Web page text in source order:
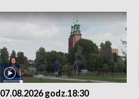
07.08.2026 godz.18:30